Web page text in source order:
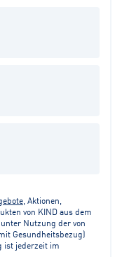
, Aktionen,
von KIND aus dem
Nutzung der von
Gesundheitsbezug)
ist jederzeit im